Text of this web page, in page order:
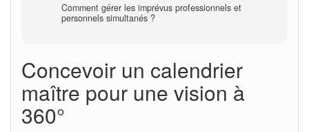
Comment gérer les imprévus professionnels et
personnels simultanés ?
Concevoir un calendrier
maître pour une vision à
360°